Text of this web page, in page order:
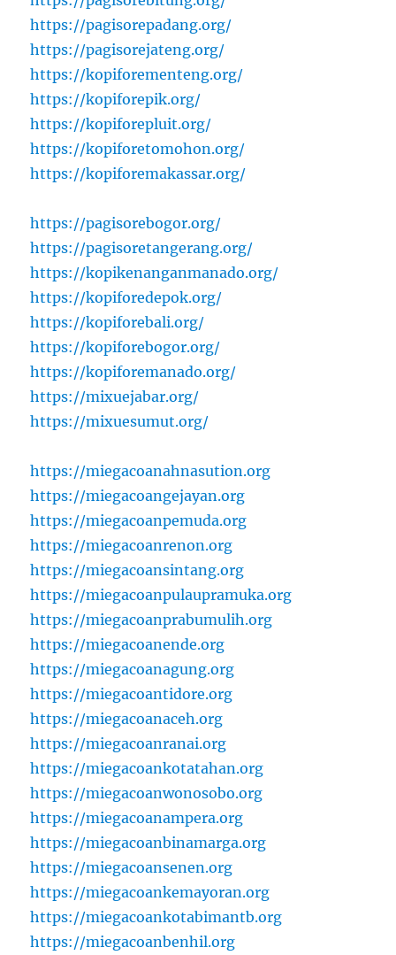
https://pagisorepadang.org/
https://pagisorejateng.org/
https://kopiforementeng.org/
https://kopiforepik.org/
https://kopiforepluit.org/
https://kopiforetomohon.org/
https://kopiforemakassar.org/
https://pagisorebogor.org/
https://pagisoretangerang.org/
https://kopikenanganmanado.org/
https://kopiforedepok.org/
https://kopiforebali.org/
https://kopiforebogor.org/
https://kopiforemanado.org/
https://mixuejabar.org/
https://mixuesumut.org/
https://miegacoanahnasution.org
https://miegacoangejayan.org
https://miegacoanpemuda.org
https://miegacoanrenon.org
https://miegacoansintang.org
https://miegacoanpulaupramuka.org
https://miegacoanprabumulih.org
https://miegacoanende.org
https://miegacoanagung.org
https://miegacoantidore.org
https://miegacoanaceh.org
https://miegacoanranai.org
https://miegacoankotatahan.org
https://miegacoanwonosobo.org
https://miegacoanampera.org
https://miegacoanbinamarga.org
https://miegacoansenen.org
https://miegacoankemayoran.org
https://miegacoankotabimantb.org
https://miegacoanbenhil.org